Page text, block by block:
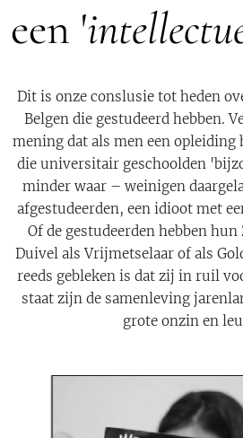
een '
Dit is onze conslusie tot heden
Belgen die gestudeerd hebben.
mening dat als men een opleiding
die universitair geschoolden
minder waar – weinigen
afgestudeerden, een idioot met
Of de gestudeerden hebben
Duivel als Vrijmetselaar of als
reeds gebleken is dat zij in ruil
staat zijn de samenleving
grote onzin en